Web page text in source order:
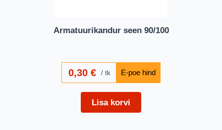
Armatuurikandur seen 90/100
0,30€ tk
Lisa korvi